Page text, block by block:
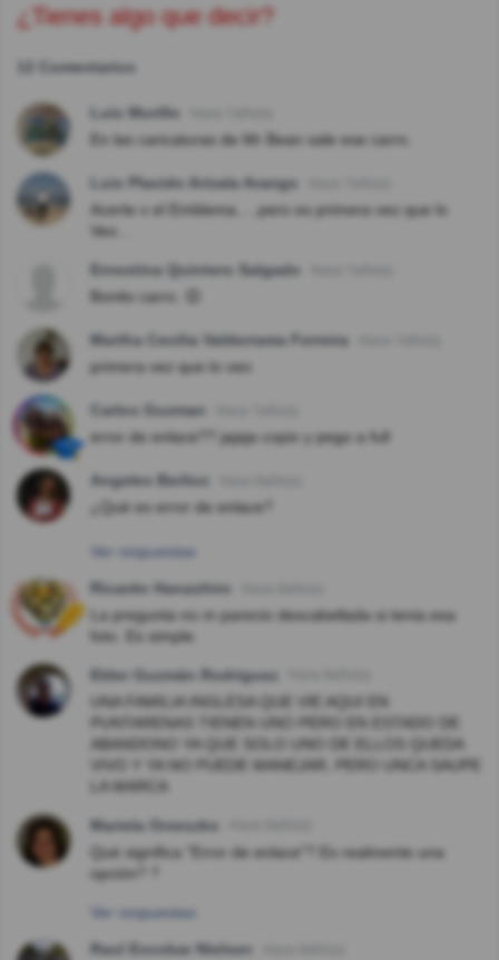
¿Tienes algo que decir?
12 Comentarios
Luis Murillo
En las caricaturas de Mr Bean sale ese carro.
Luis Placido Arizala Arango
Acerte x el Emblema.....pero es primera vez que lo
Veo...
Ernestina Quintero Salgado
Bonito carro. 😊
Martha Cecilia Valderrama Ferreira
primera vez que lo veo
Carlos Guzman
error de enlace?? jajaja copio y pego a full
Angeles Berlioz
¿Qué es error de enlace?
Ver respuestas
Ricardo Hanashiro
La pregunta no m parecio descabellada si tenia esa
foto. Es simple.
Elder Guzmán Rodriguez
UNA FAMILIA INGLESA QUE VIE AQUI EN
PUNTARENAS TIENEN UNO PERO EN ESTADO DE
ABANDONO YA QUE SOLO UNO DE ELLOS QUEDA
VIVO Y YA NO PUEDE MANEJAR, PERO UNCA SAUPE
LA MARCA
Mariela Orzeszko
Qué significa "Error de enlace"? Es realmente una
opción? ?
Ver respuestas
Raul Escobar Nielsen